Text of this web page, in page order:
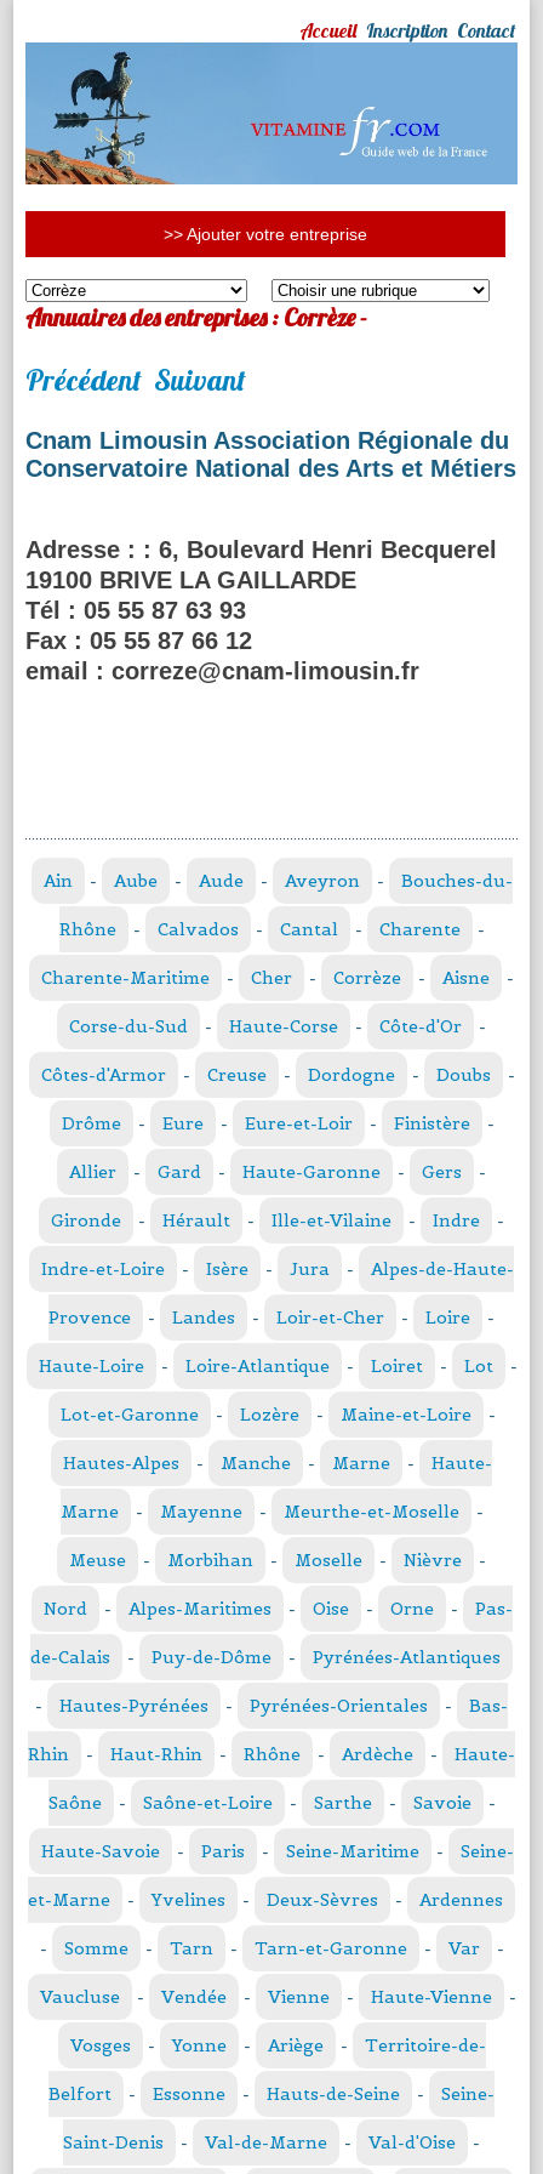
Accueil Inscription Contact
>> Ajouter votre entreprise
Annuaires des entreprises : Corrèze -
Précédent Suivant
Cnam Limousin Association Régionale du
Conservatoire National des Arts et Métiers
Adresse : : 6, Boulevard Henri Becquerel
19100 BRIVE LA GAILLARDE
Tél : 05 55 87 63 93
Fax : 05 55 87 66 12
email : correze@cnam-limousin.fr
Ain - Aube - Aude - Aveyron - Bouches-du-
Rhône - Calvados - Cantal - Charente -
Charente-Maritime - Cher - Corrèze - Aisne -
Corse-du-Sud - Haute-Corse - Côte-d'Or -
Côtes-d'Armor - Creuse - Dordogne - Doubs -
Drôme - Eure - Eure-et-Loir - Finistère -
Allier - Gard - Haute-Garonne - Gers -
Gironde - Hérault - Ille-et-Vilaine - Indre -
Indre-et-Loire - Isère - Jura - Alpes-de-Haute-
Provence - Landes - Loir-et-Cher - Loire -
Haute-Loire - Loire-Atlantique - Loiret - Lot -
Lot-et-Garonne - Lozère - Maine-et-Loire -
Hautes-Alpes - Manche - Marne - Haute-
Marne - Mayenne - Meurthe-et-Moselle -
Meuse - Morbihan - Moselle - Nièvre -
Nord - Alpes-Maritimes - Oise - Orne - Pas-
de-Calais - Puy-de-Dôme - Pyrénées-Atlantiques
- Hautes-Pyrénées - Pyrénées-Orientales - Bas-
Rhin - Haut-Rhin - Rhône - Ardèche - Haute-
Saône - Saône-et-Loire - Sarthe - Savoie -
Haute-Savoie - Paris - Seine-Maritime - Seine-
et-Marne - Yvelines - Deux-Sèvres - Ardennes
- Somme - Tarn - Tarn-et-Garonne - Var -
Vaucluse - Vendée - Vienne - Haute-Vienne -
Vosges - Yonne - Ariège - Territoire-de-
Belfort - Essonne - Hauts-de-Seine - Seine-
Saint-Denis - Val-de-Marne - Val-d'Oise -